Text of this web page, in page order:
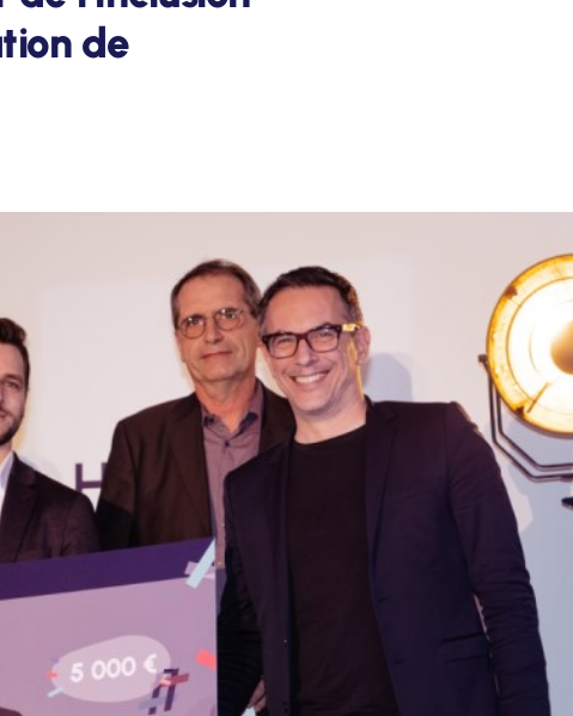
de